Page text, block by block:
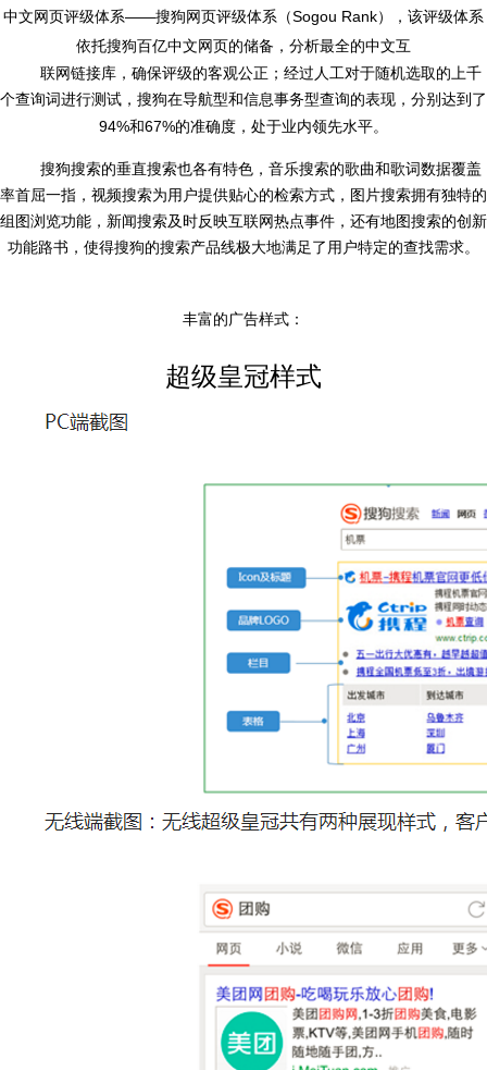
中文 网页评级体系——搜狗网页评级体系（Sogou Rank），该评级体系
依托搜狗百亿中文网页的储备，分析最全的中文互
联网链接库，确保评级的客观公正；经过人工对于随机选取的上千
个查询词进行测试，搜狗在导航型和信息事务型查询的表现，分别达到了
94%和67%的准确度，处于业内领先水平。
搜狗搜索的垂直搜索也各有特色，音乐搜索的歌曲和歌词数据覆盖
率首屈一指， 视频搜索为用户提供贴心的检索方式， 图片搜索拥有独特的
组图浏览功能，新闻搜索及时反映互联网热点事件，还有地图搜索的创新
功能路书 ，使得搜狗的搜索产品线极大地满足了用户特定的查找需求。
丰富的广告样式：
超级皇冠样式